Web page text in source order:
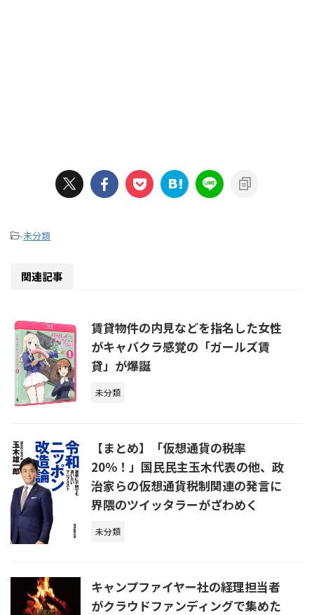
-未分類
関連記事
賃貸物件の内見などを指名した女性
がキャバクラ感覚の「ガールズ賃
貸」が爆誕
未分類
【まとめ】「仮想通貨の税率
20％！」国民民主玉木代表の他、政
治家らの仮想通貨税制関連の発言に
界隈のツイッタラーがざわめく
未分類
キャンプファイヤー社の経理担当者
がクラウドファンディングで集めた